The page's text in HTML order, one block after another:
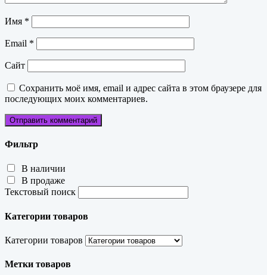
Имя *
Email *
Сайт
Сохранить моё имя, email и адрес сайта в этом браузере для
последующих моих комментариев.
Фильтр
В наличии
В продаже
Текстовый поиск
Категории товаров
Категории товаров
Метки товаров